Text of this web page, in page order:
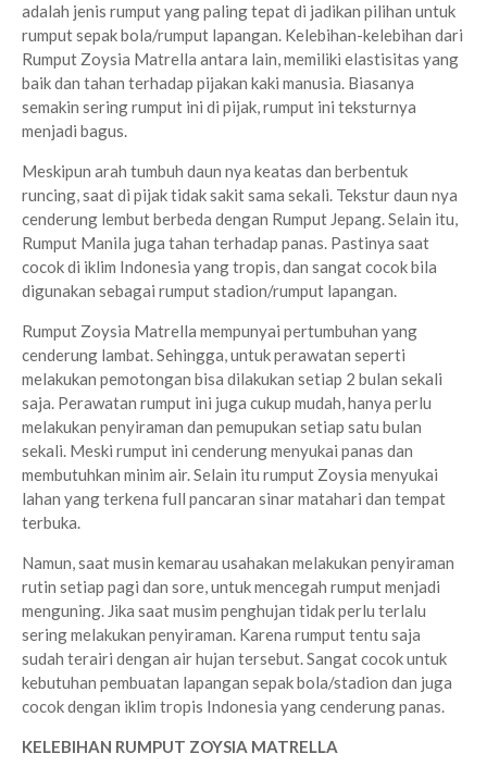
adalah jenis rumput yang paling tepat di jadikan pilihan untuk
rumput sepak bola/rumput lapangan. Kelebihan-kelebihan dari
Rumput Zoysia Matrella antara lain, memiliki elastisitas yang
baik dan tahan terhadap pijakan kaki manusia. Biasanya
semakin sering rumput ini di pijak, rumput ini teksturnya
menjadi bagus.
Meskipun arah tumbuh daun nya keatas dan berbentuk
runcing, saat di pijak tidak sakit sama sekali. Tekstur daun nya
cenderung lembut berbeda dengan Rumput Jepang. Selain itu,
Rumput Manila juga tahan terhadap panas. Pastinya saat
cocok di iklim Indonesia yang tropis, dan sangat cocok bila
digunakan sebagai rumput stadion/rumput lapangan.
Rumput Zoysia Matrella mempunyai pertumbuhan yang
cenderung lambat. Sehingga, untuk perawatan seperti
melakukan pemotongan bisa dilakukan setiap 2 bulan sekali
saja. Perawatan rumput ini juga cukup mudah, hanya perlu
melakukan penyiraman dan pemupukan setiap satu bulan
sekali. Meski rumput ini cenderung menyukai panas dan
membutuhkan minim air. Selain itu rumput Zoysia menyukai
lahan yang terkena full pancaran sinar matahari dan tempat
terbuka.
Namun, saat musin kemarau usahakan melakukan penyiraman
rutin setiap pagi dan sore, untuk mencegah rumput menjadi
menguning. Jika saat musim penghujan tidak perlu terlalu
sering melakukan penyiraman. Karena rumput tentu saja
sudah terairi dengan air hujan tersebut. Sangat cocok untuk
kebutuhan pembuatan lapangan sepak bola/stadion dan juga
cocok dengan iklim tropis Indonesia yang cenderung panas.
KELEBIHAN RUMPUT ZOYSIA MATRELLA